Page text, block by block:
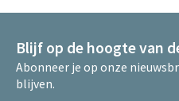
Blijf op de hoogte van
Abonneer je op onze
blijven.